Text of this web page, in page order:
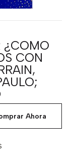
¿COMO
CON
Ahora